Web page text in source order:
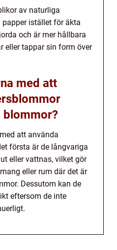
av naturliga
papper istället för äkta
och är mer hållbara
eller tappar sin form över
med att
att använda
första är de långvariga
eller vattnas, vilket gör
eller rum där det är
Dessutom kan de
eftersom de inte